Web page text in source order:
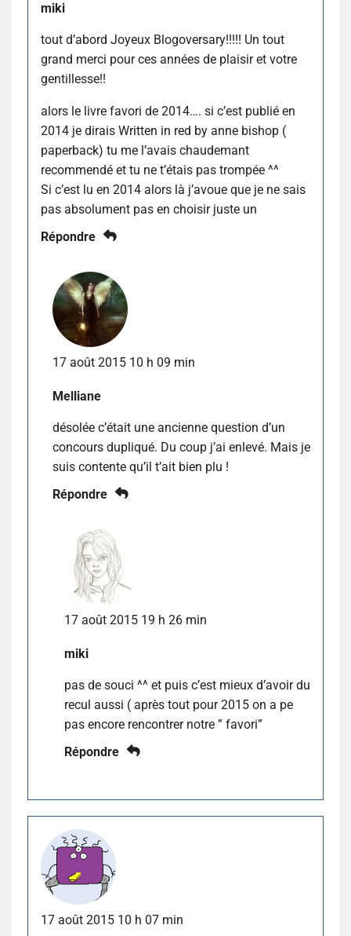
miki
tout d’abord Joyeux Blogoversary!!!!! Un tout
grand merci pour ces années de plaisir et votre
gentillesse!!
alors le livre favori de 2014…. si c’est publié en
2014 je dirais Written in red by anne bishop (
paperback) tu me l’avais chaudemant
recommendé et tu ne t’étais pas trompée ^^
Si c’est lu en 2014 alors là j’avoue que je ne sais
pas absolument pas en choisir juste un
Répondre
17 août 2015 10 h 09 min
Melliane
désolée c’était une ancienne question d’un
concours dupliqué. Du coup j’ai enlevé. Mais je
suis contente qu’il t’ait bien plu !
Répondre
17 août 2015 19 h 26 min
miki
pas de souci ^^ et puis c’est mieux d’avoir du
recul aussi ( après tout pour 2015 on a pe
pas encore rencontrer notre ” favori”
Répondre
17 août 2015 10 h 07 min